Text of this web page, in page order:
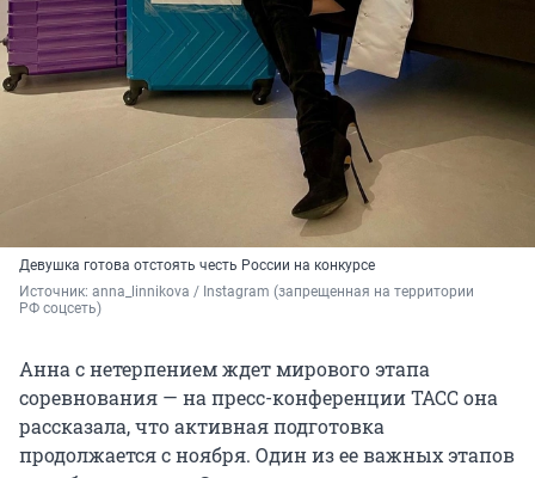
Девушка готова отстоять честь России на конкурсе
Источник: anna_linnikova / Instagram (запрещенная на территории
РФ соцсеть)
Анна с нетерпением ждет мирового этапа
соревнования — на пресс-конференции ТАСС она
рассказала, что активная подготовка
продолжается с ноября. Один из ее важных этапов